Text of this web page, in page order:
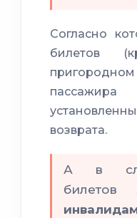
Согласно
билетов
пассажира
возврата.
А в
билетов